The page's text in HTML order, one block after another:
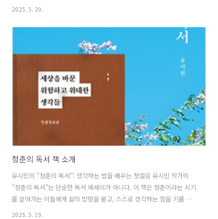
수미의 고향인 전북 완주로 향한다. 그러나 이 여정은 단순한 복수극이
는 따뜻한 여정으로 이어진다. 완주에서 손열매는 다양한 인물들과 마주
치며 자신이 품고 있던 감정의 실체를 직면하게 된다. 수미의 흔적을 좇
는 과정은 곧 자신을 돌아보는 시간이 되고, 인연이라는 낯설지만 정다운
실타래가 서서히 그녀를 감싼다. 김금희 특유의 섬세한 문장과 감정의 결
을 따라가다 보면, 삶에 주저앉은 사람도 결국 자기 몫의 '완주'를 해내
2025. 5. 20.
청춘의 독서 책 소개
유시민의 "청춘의 독서": 생각하는 법을 배우는 첫걸음 유시민 작가의
"청춘의 독서"는 단순한 독서 에세이가 아니다. 이 책은 청춘이라는 시기
를 살아가는 이들에게 삶의 방향을 묻고, 스스로 생각하는 힘을 기를 수
있도록 이끌어주는 '생각의 길잡이'다. 유시민은 자신의 청춘 시절에 읽
2025. 5. 19.